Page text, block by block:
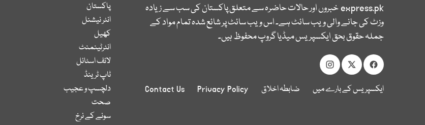
express.pkخبروں اور حالات حاضرہ سے متعلق پاکستان کی سب سے زیادہ
وزٹ کی جانے والی ویب سائٹ ہے۔ اس ویب سائٹ پر شائع شدہ تمام مواد کے
جملہ حقوق بحق ایکسپریس میڈیا گروپ محفوظ ہیں۔
ایکسپریس کے بارے میں ضابطہ اخلاق Privacy Policy
Contact Us
پاکستان
انٹر نیشنل
کھیل
انٹرٹینمنٹ
لائف اسٹائل
ٹاپ ٹرینڈ
دلچسپ و عجیب
صحت
سونے کے نرخ